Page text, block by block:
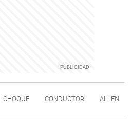
CHOQUE CONDUCTOR ALLEN